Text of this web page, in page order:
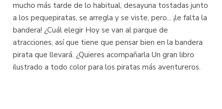
mucho más tarde de lo habitual, desayuna tostadas junto
a los pequepiratas, se arregla y se viste, pero... ¡le falta la
bandera! ¿Cuál elegir Hoy se van al parque de
atracciones, así que tiene que pensar bien en la bandera
pirata que llevará. ¿Quieres acompañarla Un gran libro
ilustrado a todo color para los piratas más aventureros.